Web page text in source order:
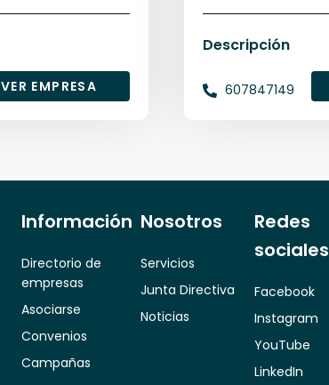
VER EMPRESA
Descripción
607847149
Información
Directorio de
empresas
Asociarse
Convenios
Campañas
Nosotros
Servicios
Junta Directiva
Noticias
Redes
sociales
Facebook
Instagram
YouTube
LinkedIn